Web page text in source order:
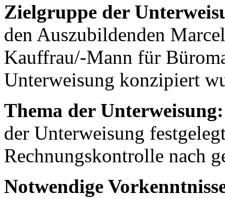
Zielgruppe der
den Auszubildenden
Kauffrau/-Mann für
Unterweisung konzipiert
Thema der Unterweisung:
der Unterweisung
Rechnungskontrolle nach
Notwendige